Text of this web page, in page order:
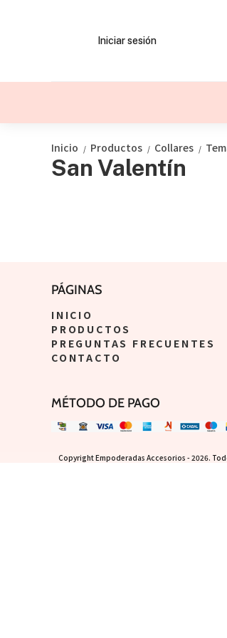
Iniciar sesión
Inicio / Productos / Collares /
San Valentín
PÁGINAS
INICIO
PRODUCTOS
PREGUNTAS FRECUENTES
CONTACTO
MÉTODO DE PAGO
Copyright Empoderadas Accesorios - 2026.